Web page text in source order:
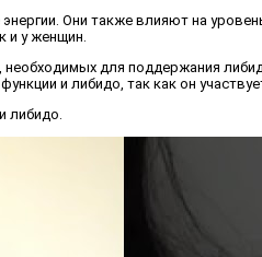
Они также влияют на
и у женщин.
для поддержания
и либидо, так как он
либидо.